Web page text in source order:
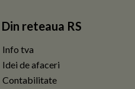
Din reteaua RS
Info tva
Idei de afaceri
Contabilitate